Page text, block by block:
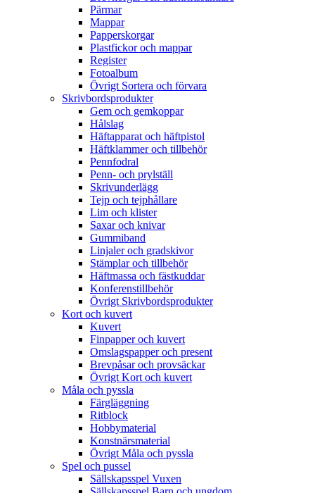
Pärmar
Mappar
Papperskorgar
Plastfickor och mappar
Register
Fotoalbum
Övrigt Sortera och förvara
Skrivbordsprodukter
Gem och gemkoppar
Hålslag
Häftapparat och häftpistol
Häftklammer och tillbehör
Pennfodral
Penn- och prylställ
Skrivunderlägg
Tejp och tejphållare
Lim och klister
Saxar och knivar
Gummiband
Linjaler och gradskivor
Stämplar och tillbehör
Häftmassa och fästkuddar
Konferenstillbehör
Övrigt Skrivbordsprodukter
Kort och kuvert
Kuvert
Finpapper och kuvert
Omslagspapper och present
Brevpåsar och provsäckar
Övrigt Kort och kuvert
Måla och pyssla
Färgläggning
Ritblock
Hobbymaterial
Konstnärsmaterial
Övrigt Måla och pyssla
Spel och pussel
Sällskapsspel Vuxen